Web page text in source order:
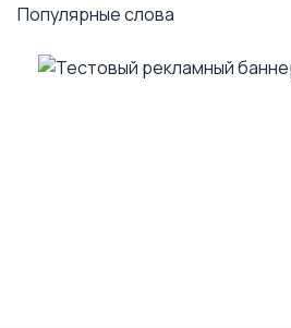
Популярные слова